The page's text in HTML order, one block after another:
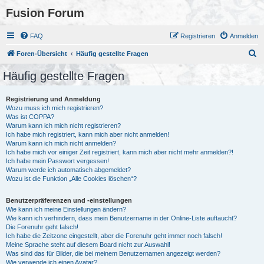
Fusion Forum
FAQ Anmelden
Registrieren
Foren-Übersicht Häufig gestellte Fragen
Häufig gestellte Fragen
Registrierung und Anmeldung
Wozu muss ich mich registrieren?
Was ist COPPA?
Warum kann ich mich nicht registrieren?
Ich habe mich registriert, kann mich aber nicht anmelden!
Warum kann ich mich nicht anmelden?
Ich habe mich vor einiger Zeit registriert, kann mich aber nicht mehr anmelden?!
Ich habe mein Passwort vergessen!
Warum werde ich automatisch abgemeldet?
Wozu ist die Funktion „Alle Cookies löschen“?
Benutzerpräferenzen und -einstellungen
Wie kann ich meine Einstellungen ändern?
Wie kann ich verhindern, dass mein Benutzername in der Online-Liste auftaucht?
Die Forenuhr geht falsch!
Ich habe die Zeitzone eingestellt, aber die Forenuhr geht immer noch falsch!
Meine Sprache steht auf diesem Board nicht zur Auswahl!
Was sind das für Bilder, die bei meinem Benutzernamen angezeigt werden?
Wie verwende ich einen Avatar?